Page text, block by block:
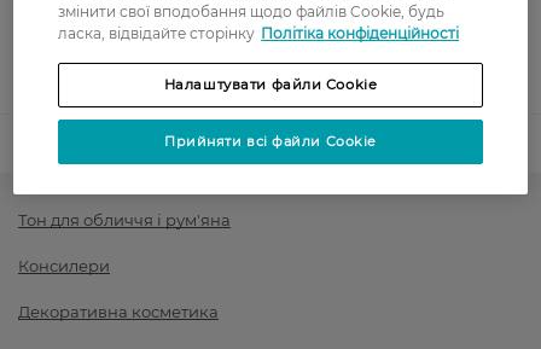
Післяоплата
Показати більше
Тон для обличчя і рум'яна
Консилери
Декоративна косметика
змінити свої вподобання щодо файлів Cookie, будь
ласка, відвідайте сторінку Політіка конфіденційності
Налаштувати файли Cookie
Прийняти всі файли Cookie